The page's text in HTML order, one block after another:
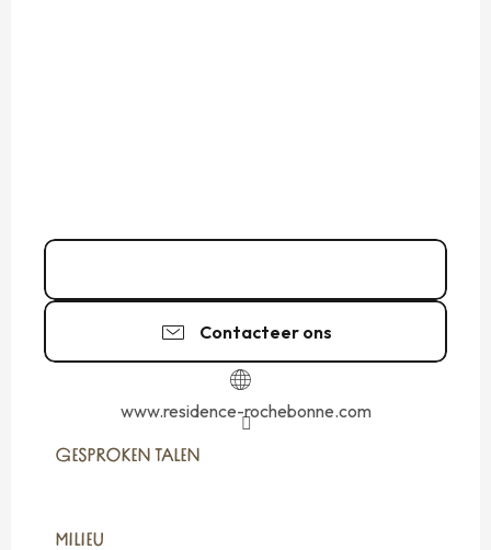
Contacteer ons
www.residence-rochebonne.com
GESPROKEN TALEN
GESPROKEN TALEN
MILIEU
MILIEU